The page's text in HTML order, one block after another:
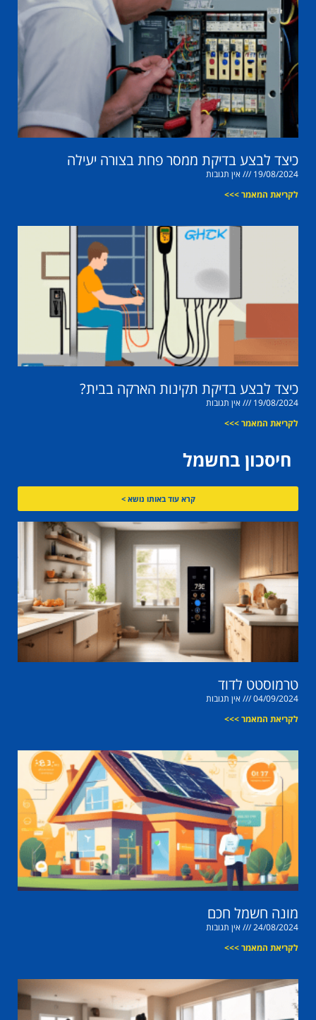
כיצד לבצע בדיקת ממסר פחת בצורה יעילה
19/08/2024
אין תגובות
לקריאת המאמר >>>
כיצד לבצע בדיקת תקינות הארקה בבית?
19/08/2024
אין תגובות
לקריאת המאמר >>>
חיסכון בחשמל
קרא עוד באותו נושא >
טרמוסטט לדוד
04/09/2024
אין תגובות
לקריאת המאמר >>>
מונה חשמל חכם
24/08/2024
אין תגובות
לקריאת המאמר >>>